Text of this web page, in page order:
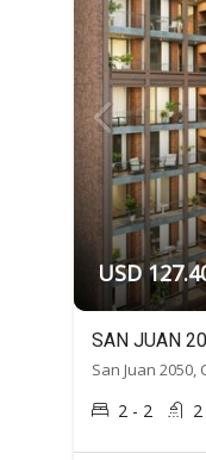
USD
SAN JUAN
San Juan 2050,
2 - 2